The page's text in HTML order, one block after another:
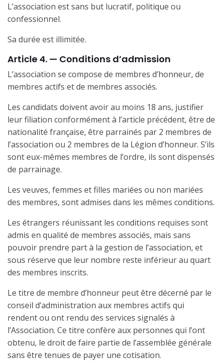
L’association est sans but lucratif, politique ou
confessionnel.
Sa durée est illimitée.
Article 4. — Conditions d’admission
L’association se compose de membres d’honneur, de
membres actifs et de membres associés.
Les candidats doivent avoir au moins 18 ans, justifier
leur filiation conformément à l’article précédent, être de
nationalité française, être parrainés par 2 membres de
l’association ou 2 membres de la Légion d’honneur. S’ils
sont eux-mêmes membres de l’ordre, ils sont dispensés
de parrainage.
Les veuves, femmes et filles mariées ou non mariées
des membres, sont admises dans les mêmes conditions.
Les étrangers réunissant les conditions requises sont
admis en qualité de membres associés, mais sans
pouvoir prendre part à la gestion de l’association, et
sous réserve que leur nombre reste inférieur au quart
des membres inscrits.
Le titre de membre d’honneur peut être décerné par le
conseil d’administration aux membres actifs qui
rendent ou ont rendu des services signalés à
l’Association. Ce titre confère aux personnes qui l’ont
obtenu, le droit de faire partie de l’assemblée générale
sans être tenues de payer une cotisation.